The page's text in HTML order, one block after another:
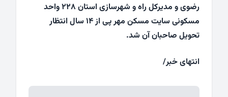
رضوی و مدیرکل راه و شهرسازی استان ۲۲۸ واحد
مسکونی سایت مسکن مهر پی از ۱۴ سال انتظار
تحویل صاحبان آن شد.
انتهای خبر/